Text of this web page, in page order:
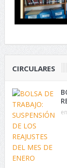
CIRCULARES